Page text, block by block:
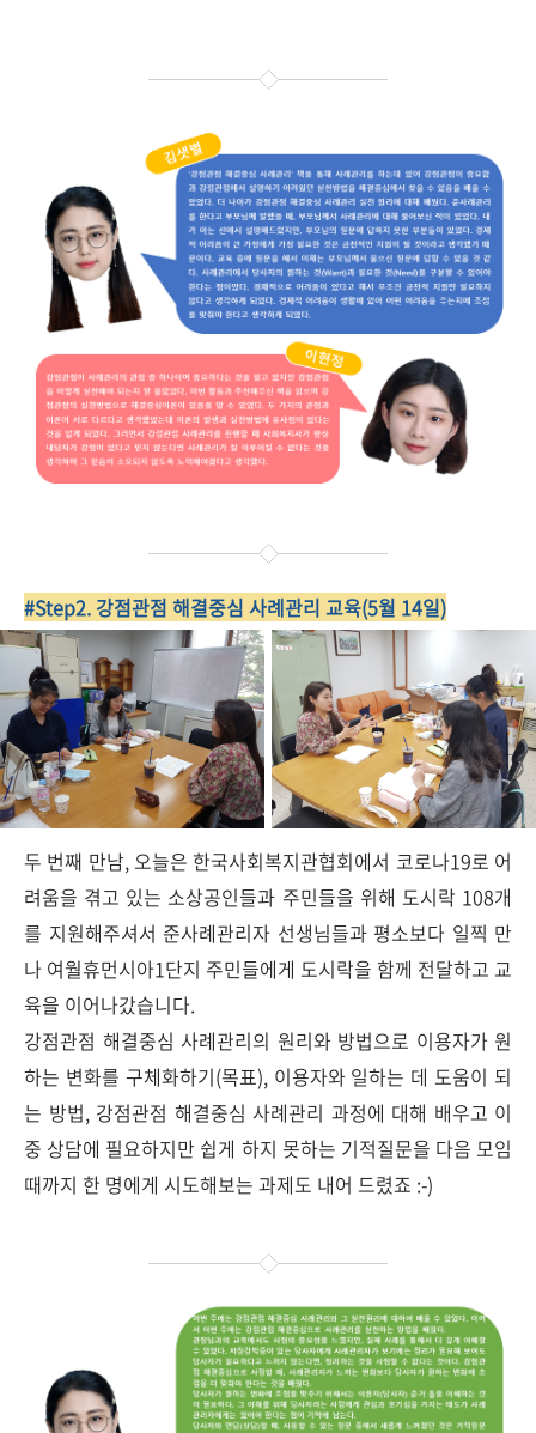
#Step2. 강점관점 해결중심 사례관리 교육(5월 14일)
두 번째 만남, 오늘은 한국사회복지관협회에서 코로나19로 어
려움을 겪고 있는 소상공인들과 주민들을 위해 도시락 108개
를 지원해주셔서 준사례관리자 선생님들과 평소보다 일찍 만
나 여월휴먼시아1단지 주민들에게 도시락을 함께 전달하고 교
육을 이어나갔습니다.
강점관점 해결중심 사례관리의 원리와 방법으로 이용자가 원
하는 변화를 구체화하기(목표), 이용자와 일하는 데 도움이 되
는 방법, 강점관점 해결중심 사례관리 과정에 대해 배우고 이
중 상담에 필요하지만 쉽게 하지 못하는 기적질문을 다음 모임
때까지 한 명에게 시도해보는 과제도 내어 드렸죠 :-)